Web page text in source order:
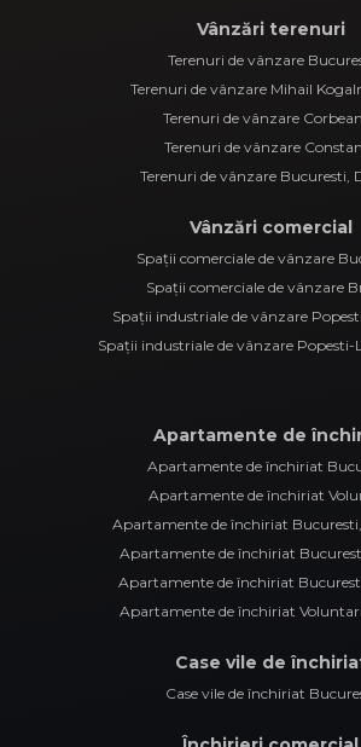
Vânzări terenuri
Terenuri de vânzare
Terenuri de vânzare Mihail
Terenuri de vânzare
Terenuri de vânzare
Terenuri de vânzare Bucuresti,
Vânzări comercial
Spații comerciale de vânzare
Spații comerciale de vânzare
Spații industriale de vânzare
Spații industriale de vânzare Popesti-
Apartamente de
Apartamente de închiriat
Apartamente de închiriat
Apartamente de închiriat
Apartamente de închiriat
Apartamente de închiriat
Apartamente de închiriat
Case vile de
Case vile de închiriat